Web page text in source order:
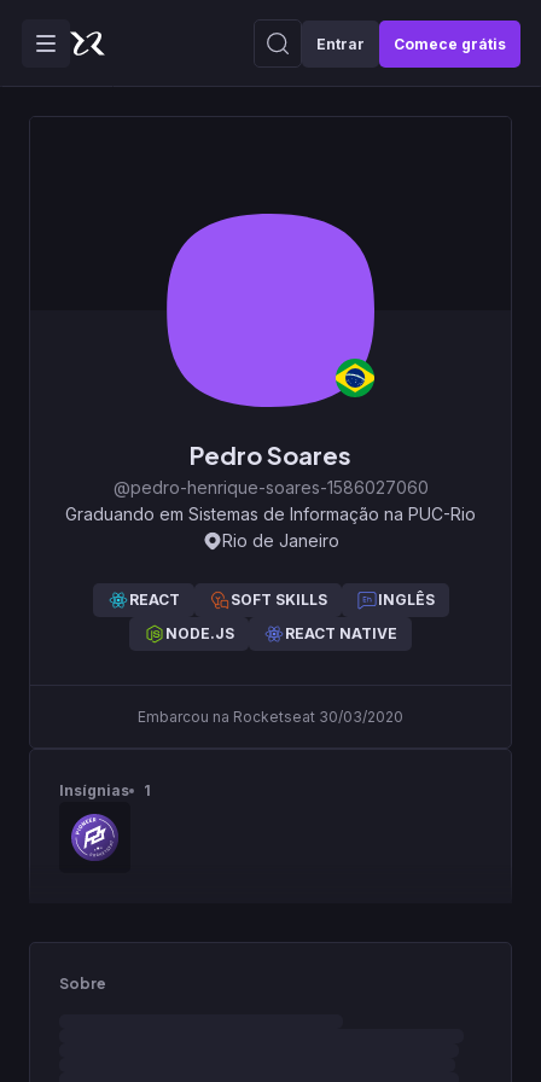
Entrar Comece grátis
Pedro Soares
@pedro-henrique-soares-1586027060
Graduando em Sistemas de Informação na PUC-Rio
Rio de Janeiro
REACT SOFT SKILLS
INGLÊS
NODE.JS
REACT NATIVE
Embarcou na Rocketseat 30/03/2020
Insígnias 1
Sobre